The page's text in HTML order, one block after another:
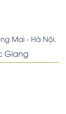
Mai - Hà Nội.
Giang